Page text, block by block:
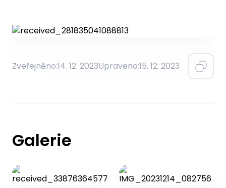
Zveřejněno:14. 12. 2023Upraveno:15. 12. 2023
Galerie